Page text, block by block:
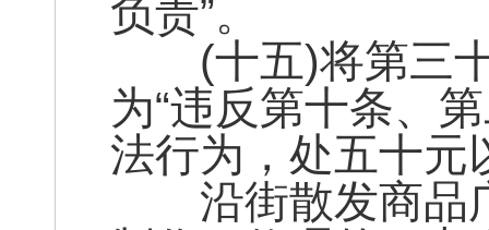
负责”。
(十五)将第三十
为“违反第十条、
法行为，处五十元
沿街散发商品